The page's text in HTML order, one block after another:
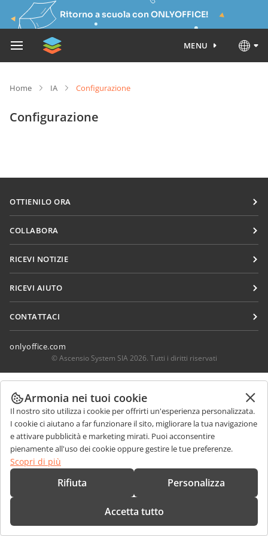
Ritorno a scuola con ONLYOFFICE!
MENU
Home IA Configurazione
Configurazione
OTTIENILO ORA
Workspace
App desktop
App mobili
COLLABORA
Per gli influencer
RICEVI NOTIZIE
RICEVI AIUTO
Webinar
Ordina demo
CONTATTACI
Richieste per i partner partners@onlyoffice.com
Richieste stampapress@onlyoffice.com
Richiedi una chiamata
onlyoffice.com
© Ascensio System SIA 2026. Tutti i diritti riservati
Armonia nei tuoi cookie
Il nostro sito utilizza i cookie per offrirti un'esperienza personalizzata.
I cookie ci aiutano a far funzionare il sito, migliorare la tua navigazione
e attivare pubblicità e marketing mirati. Puoi acconsentire
pienamente all'uso dei cookie oppure gestire le tue preferenze.
Scopri di più
Rifiuta Personalizza
Accetta tutto